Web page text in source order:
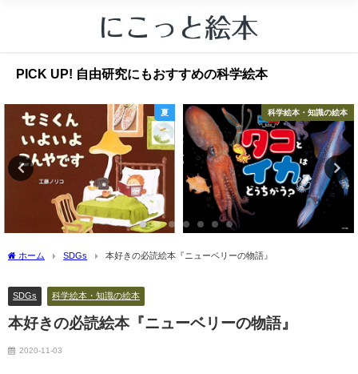
PICK UP! 自由研究にもおすすめの科学絵本
夏 科学絵本・知識の絵本
ホーム SDGs 本好きの必読絵本『ニューベリーの物語』
SDGs 科学絵本・知識の絵本
本好きの必読絵本『ニューベリーの物語』
2020-11-03